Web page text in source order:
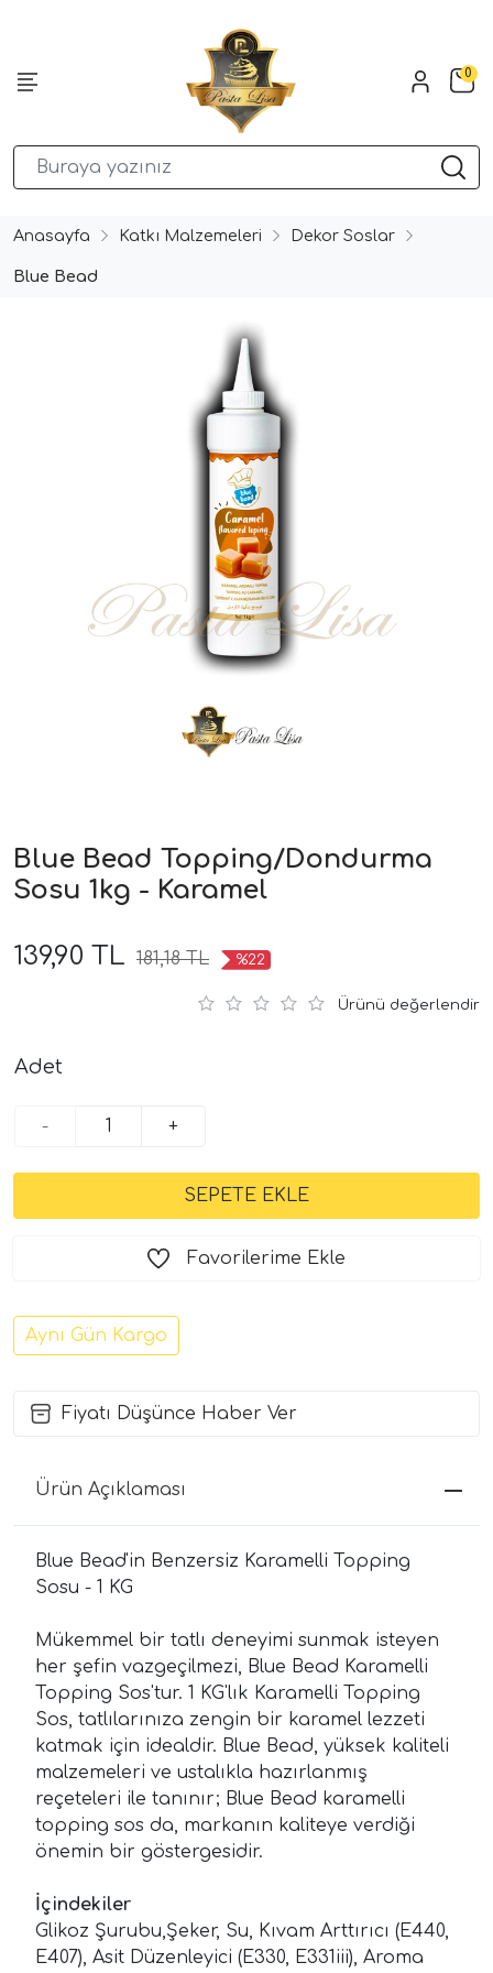
0
Anasayfa Katkı Malzemeleri Dekor Soslar
Blue Bead
Blue Bead Topping/Dondurma
Sosu 1kg - Karamel
139,90 TL 181,18 TL %22
Ürünü değerlendir
Adet
- +
Favorilerime Ekle
Aynı Gün Kargo
Fiyatı Düşünce Haber Ver
Ürün Açıklaması
Blue Bead'in Benzersiz Karamelli Topping
Sosu - 1 KG
Mükemmel bir tatlı deneyimi sunmak isteyen
her şefin vazgeçilmezi, Blue Bead Karamelli
Topping Sos'tur. 1 KG'lık Karamelli Topping
Sos, tatlılarınıza zengin bir karamel lezzeti
katmak için idealdir. Blue Bead, yüksek kaliteli
malzemeleri ve ustalıkla hazırlanmış
reçeteleri ile tanınır; Blue Bead karamelli
topping sos da, markanın kaliteye verdiği
önemin bir göstergesidir.
İçindekiler
Glikoz Şurubu,Şeker, Su, Kıvam Arttırıcı (E440,
E407), Asit Düzenleyici (E330, E331iii), Aroma